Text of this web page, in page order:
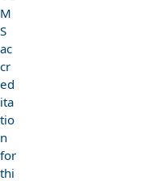
M
S
ac
cr
ed
ita
tio
n
for
thi